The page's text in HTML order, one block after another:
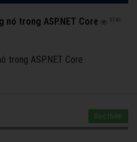
nó trong ASP.NET Core 3745
trong ASP.NET Core
Đọc thêm